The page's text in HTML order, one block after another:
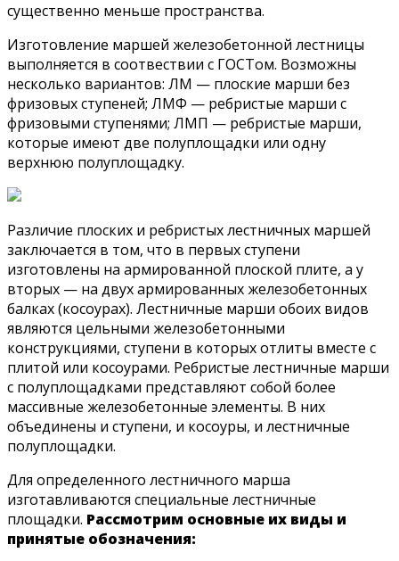
существенно меньше пространства.
Изготовление маршей железобетонной лестницы
выполняется в соотвествии с ГОСТом. Возможны
несколько вариантов: ЛМ — плоские марши без
фризовых ступеней; ЛМФ — ребристые марши с
фризовыми ступенями; ЛМП — ребристые марши,
которые имеют две полуплощадки или одну
верхнюю полуплощадку.
Различие плоских и ребристых лестничных маршей
заключается в том, что в первых ступени
изготовлены на армированной плоской плите, а у
вторых — на двух армированных железобетонных
балках (косоурах). Лестничные марши обоих видов
являются цельными железобетонными
конструкциями, ступени в которых отлиты вместе с
плитой или косоурами. Ребристые лестничные марши
с полуплощадками представляют собой более
массивные железобетонные элементы. В них
объединены и ступени, и косоуры, и лестничные
полуплощадки.
Для определенного лестничного марша
изготавливаются специальные лестничные
площадки. Рассмотрим основные их виды и
принятые обозначения: